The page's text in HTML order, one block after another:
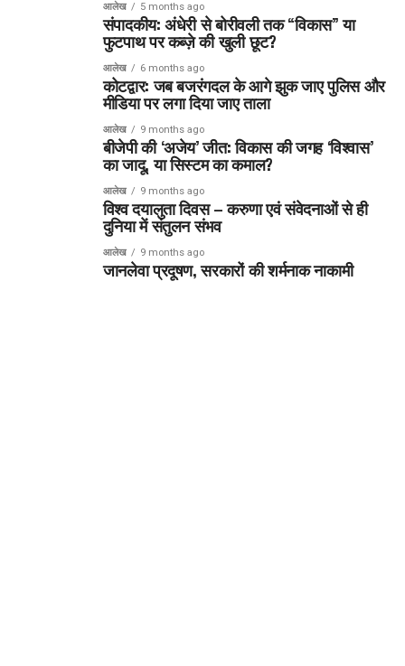
आलेख 5 months ago
संपादकीय: अंधेरी से बोरीवली तक “विकास” या
फुटपाथ पर कब्ज़े की खुली छूट?
आलेख 6 months ago
कोटद्वार: जब बजरंगदल के आगे झुक जाए पुलिस और
मीडिया पर लगा दिया जाए ताला
आलेख 9 months ago
बीजेपी की ‘अजेय’ जीत: विकास की जगह ‘विश्वास’
का जादू, या सिस्टम का कमाल?
आलेख 9 months ago
विश्व दयालुता दिवस – करुणा एवं संवेदनाओं से ही
दुनिया में संतुलन संभव
आलेख 9 months ago
जानलेवा प्रदूषण, सरकारों की शर्मनाक नाकामी